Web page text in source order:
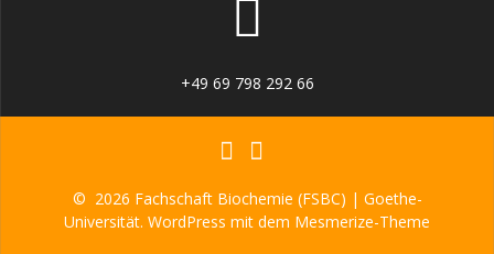
+49 69 798 292 66
© 2026 Fachschaft Biochemie (FSBC) | Goethe-
Universität. WordPress mit dem Mesmerize-Theme